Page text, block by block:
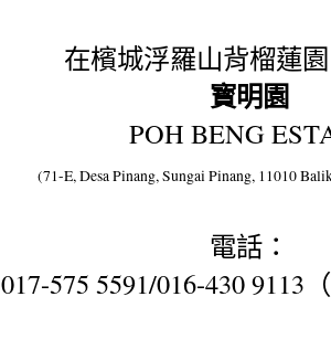
在檳城浮羅山背榴蓮
寳明園
POH BENG
(71-E, Desa Pinang, Sungai Pinang, 11010
電話：
017-575 5591/016-430